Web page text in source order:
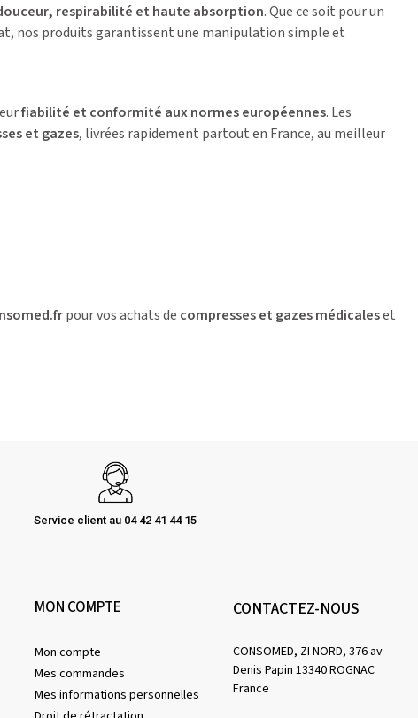
respirabilité et haute absorption. Que ce soit pour un
nos produits garantissent une manipulation simple et
fiabilité et conformité aux normes européennes. Les
et gazes, livrées rapidement partout en France, au meilleur
pour vos achats de compresses et gazes médicaleset
Service client au 04 42 41 44 15
MON COMPTE
Mon compte
Mes commandes
Mes informations personnelles
CONTACTEZ-NOUS
CONSOMED, ZI NORD, 376 av
Denis Papin 13340 ROGNAC
France